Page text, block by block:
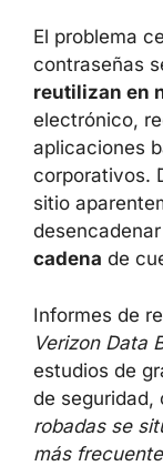
RIESGO
El problema
contraseñas
reutilizan en
electrónico,
aplicaciones
corporativos.
un sitio
cadenade
Informes de
Verizon Data
estudios de
de